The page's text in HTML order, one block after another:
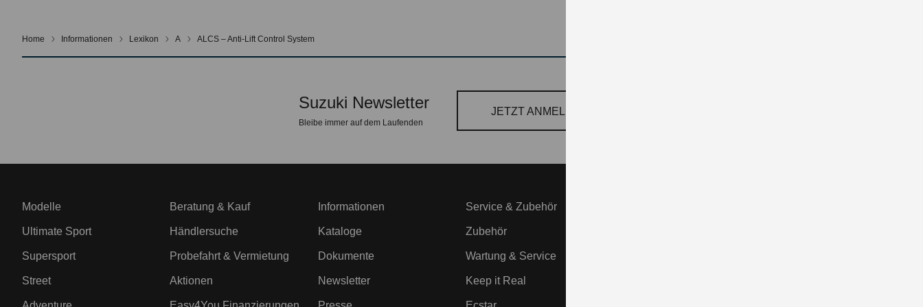
Home Informationen Lexikon A ALCS – Anti-Lift Control System
Suzuki Newsletter
Bleibe immer auf dem Laufenden
JETZT ANMELDEN
Modelle
Ultimate Sport
Supersport
Street
Beratung & Kauf
Händlersuche
Probefahrt & Vermietung
Aktionen
Informationen
Kataloge
Dokumente
Newsletter
Service & Zubehör
Zubehör
Wartung & Service
Keep it Real